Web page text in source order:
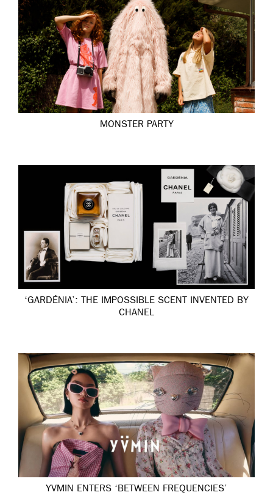
MONSTER PARTY
‘GARDÉNIA’: THE IMPOSSIBLE SCENT INVENTED BY
CHANEL
YVMIN ENTERS ‘BETWEEN FREQUENCIES’